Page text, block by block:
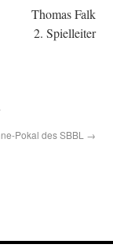
Thomas Falk
2. Spielleiter
Pokal des SBBL →